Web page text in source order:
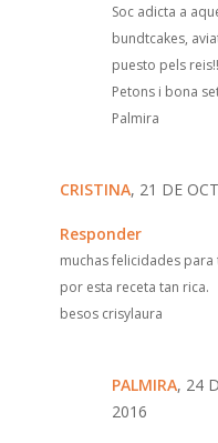
Soc adicta a
bundtcakes,
puesto pels
Petons i bona
Palmira
CRISTINA, 21 DE
Responder
muchas felicidades
por esta receta tan rica.
besos crisylaura
PALMIRA, 24
2016